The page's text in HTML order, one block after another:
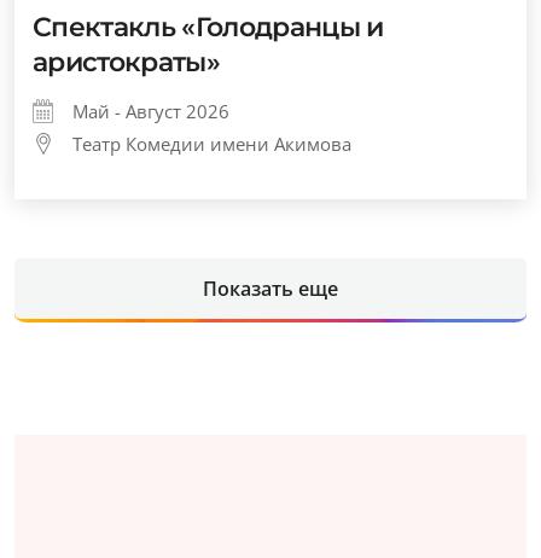
Спектакль «Голодранцы и
аристократы»
Май - Август 2026
Театр Комедии имени Акимова
Показать еще